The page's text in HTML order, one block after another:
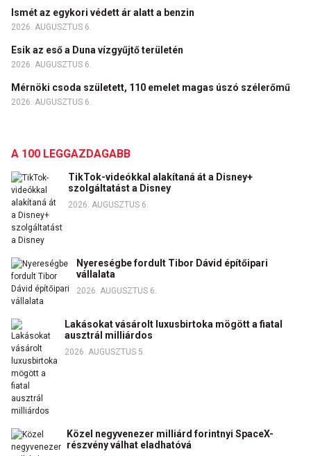
Ismét az egykori védett ár alatt a benzin
2026. AUGUSZTUS 6.
Esik az eső a Duna vízgyűjtő területén
2026. AUGUSZTUS 6.
Mérnöki csoda született, 110 emelet magas úszó szélerőmű
2026. AUGUSZTUS 6.
A 100 LEGGAZDAGABB
TikTok-videókkal alakítaná át a Disney+
szolgáltatást a Disney
2026. AUGUSZTUS 6.
Nyereségbe fordult Tibor Dávid építőipari
vállalata
2026. AUGUSZTUS 6.
Lakásokat vásárolt luxusbirtoka mögött a fiatal
ausztrál milliárdos
2026. AUGUSZTUS 5.
Közel negyvenezer milliárd forintnyi SpaceX-
részvény válhat eladhatóvá